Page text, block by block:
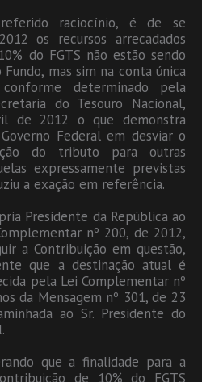
raciocínio, é de se
os recursos arrecadados
do FGTS não estão sendo
mas sim na conta única
determinado pela
do Tesouro Nacional,
de 2012 o que demonstra
Federal em desviar o
do tributo para outras
expressamente previstas
a exação em referência.
Presidente da República ao
nº 200, de 2012,
a Contribuição em questão,
que a destinação atual é
pela Lei Complementar nº
da Mensagem nº 301, de 23
ao Sr. Presidente do
que a finalidade para a
de 10% do FGTS